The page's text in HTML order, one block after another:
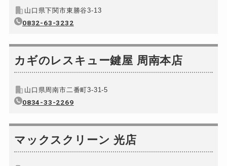
山口県下関市東勝谷3-13
0832-63-3232
カギのレスキュー鍵屋 周南本店
山口県周南市二番町3-31-5
0834-33-2269
マックスクリーン 光店